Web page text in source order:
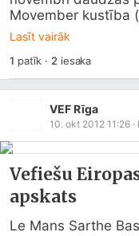
Movember kustība
Lasīt vairāk
1 patīk · 2 iesaka
VEF Rīga
10. okt 2012 11:26
Vefiešu
apskats
Le Mans Sarthe